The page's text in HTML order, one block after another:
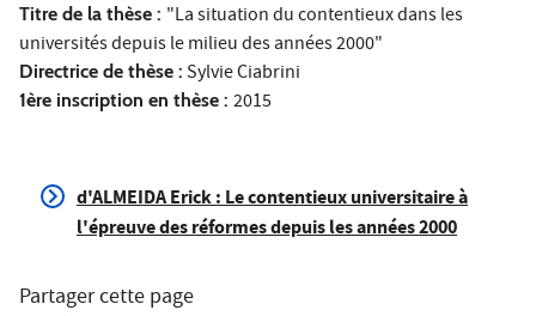
Titre de la thèse : "La situation du contentieux dans les
universités depuis le milieu des années 2000"
Directrice de thèse : Sylvie Ciabrini
1ère inscription en thèse : 2015
d'ALMEIDA Erick : Le contentieux universitaire à
l'épreuve des réformes depuis les années 2000
Partager cette page